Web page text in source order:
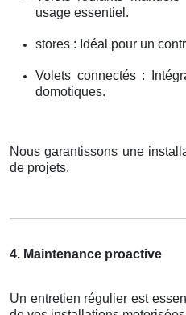
usage essentiel.
stores : Idéal pour un
Volets connectés :
domotiques.
Nous garantissons une
de projets.
4. Maintenance proactive
Un entretien régulier est